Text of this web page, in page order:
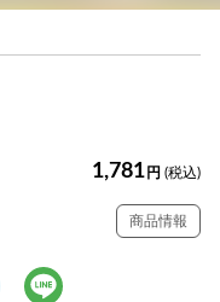
1,781 円 (税込)
商品情報